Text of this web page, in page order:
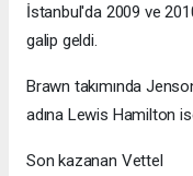
İstanbul'da 2009 ve
galip geldi.
Brawn takımında
adına Lewis Hamilton
Son kazanan Vettel